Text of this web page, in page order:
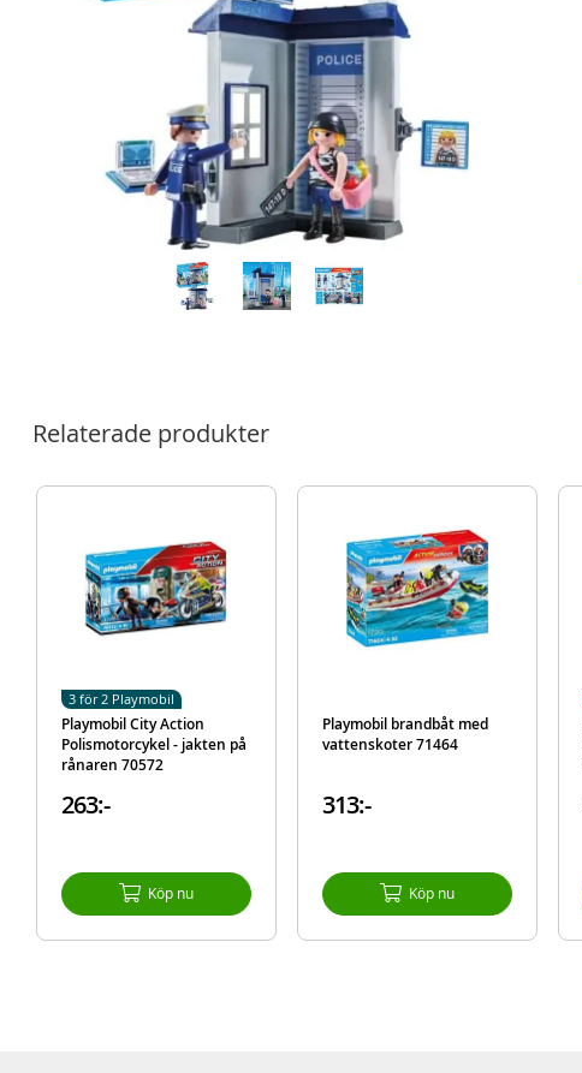
Relaterade produkter
Playmobil City Action
Polismotorcykel - jakten på
rånaren 70572
263:-
Köp nu
3 för 2 Playmobil
Playmobil brandbåt med
vattenskoter 71464
313:-
Köp nu